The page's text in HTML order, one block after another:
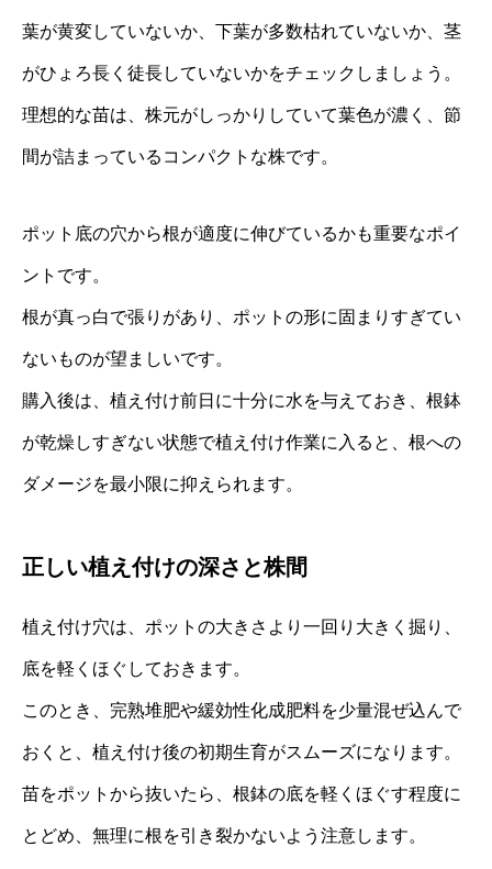
葉が黄変していないか、下葉が多数枯れていないか、茎
がひょろ長く徒長していないかをチェックしましょう。
理想的な苗は、株元がしっかりしていて葉色が濃く、節
間が詰まっているコンパクトな株です。
ポット底の穴から根が適度に伸びているかも重要なポイ
ントです。
根が真っ白で張りがあり、ポットの形に固まりすぎてい
ないものが望ましいです。
購入後は、植え付け前日に十分に水を与えておき、根鉢
が乾燥しすぎない状態で植え付け作業に入ると、根への
ダメージを最小限に抑えられます。
正しい植え付けの深さと株間
植え付け穴は、ポットの大きさより一回り大きく掘り、
底を軽くほぐしておきます。
このとき、完熟堆肥や緩効性化成肥料を少量混ぜ込んで
おくと、植え付け後の初期生育がスムーズになります。
苗をポットから抜いたら、根鉢の底を軽くほぐす程度に
とどめ、無理に根を引き裂かないよう注意します。